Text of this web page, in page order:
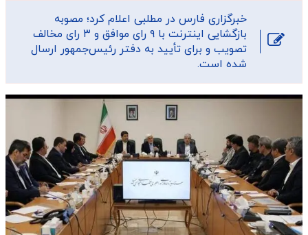
خبرگزاری فارس در مطلبی اعلام کرد؛ مصوبه
بازگشایی اینترنت با ۹ رای موافق و ۳ رای مخالف
تصویب و برای تأیید به دفتر رئیس‌جمهور ارسال
شده است.